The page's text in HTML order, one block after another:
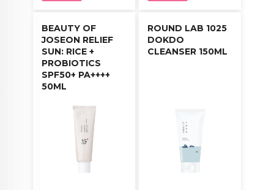
BEAUTY OF
JOSEON RELIEF
SUN: RICE +
PROBIOTICS
SPF50+ PA++++
50ML
ROUND LAB 1025
DOKDO
CLEANSER 150ML